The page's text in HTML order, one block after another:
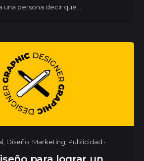
una persona decir que...
Diseño Marketing Publicidad